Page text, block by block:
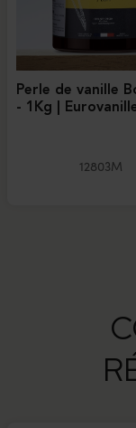
Perle de vanille
- 1Kg |
12803M